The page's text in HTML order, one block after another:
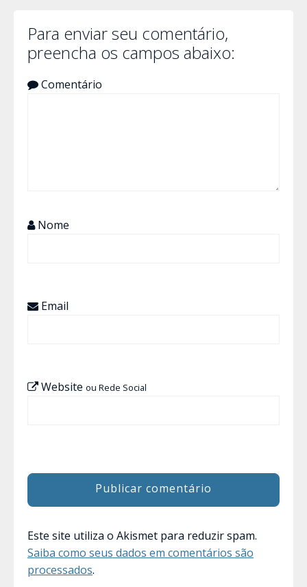
Para enviar seu comentário,
preencha os campos abaixo:
Comentário
Nome
Email
Website ou Rede Social
Este site utiliza o Akismet para reduzir spam.
Saiba como seus dados em comentários são
processados.